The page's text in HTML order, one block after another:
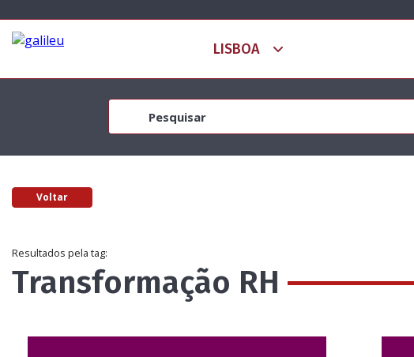
Voltar
Resultados pela tag:
Transformação RH